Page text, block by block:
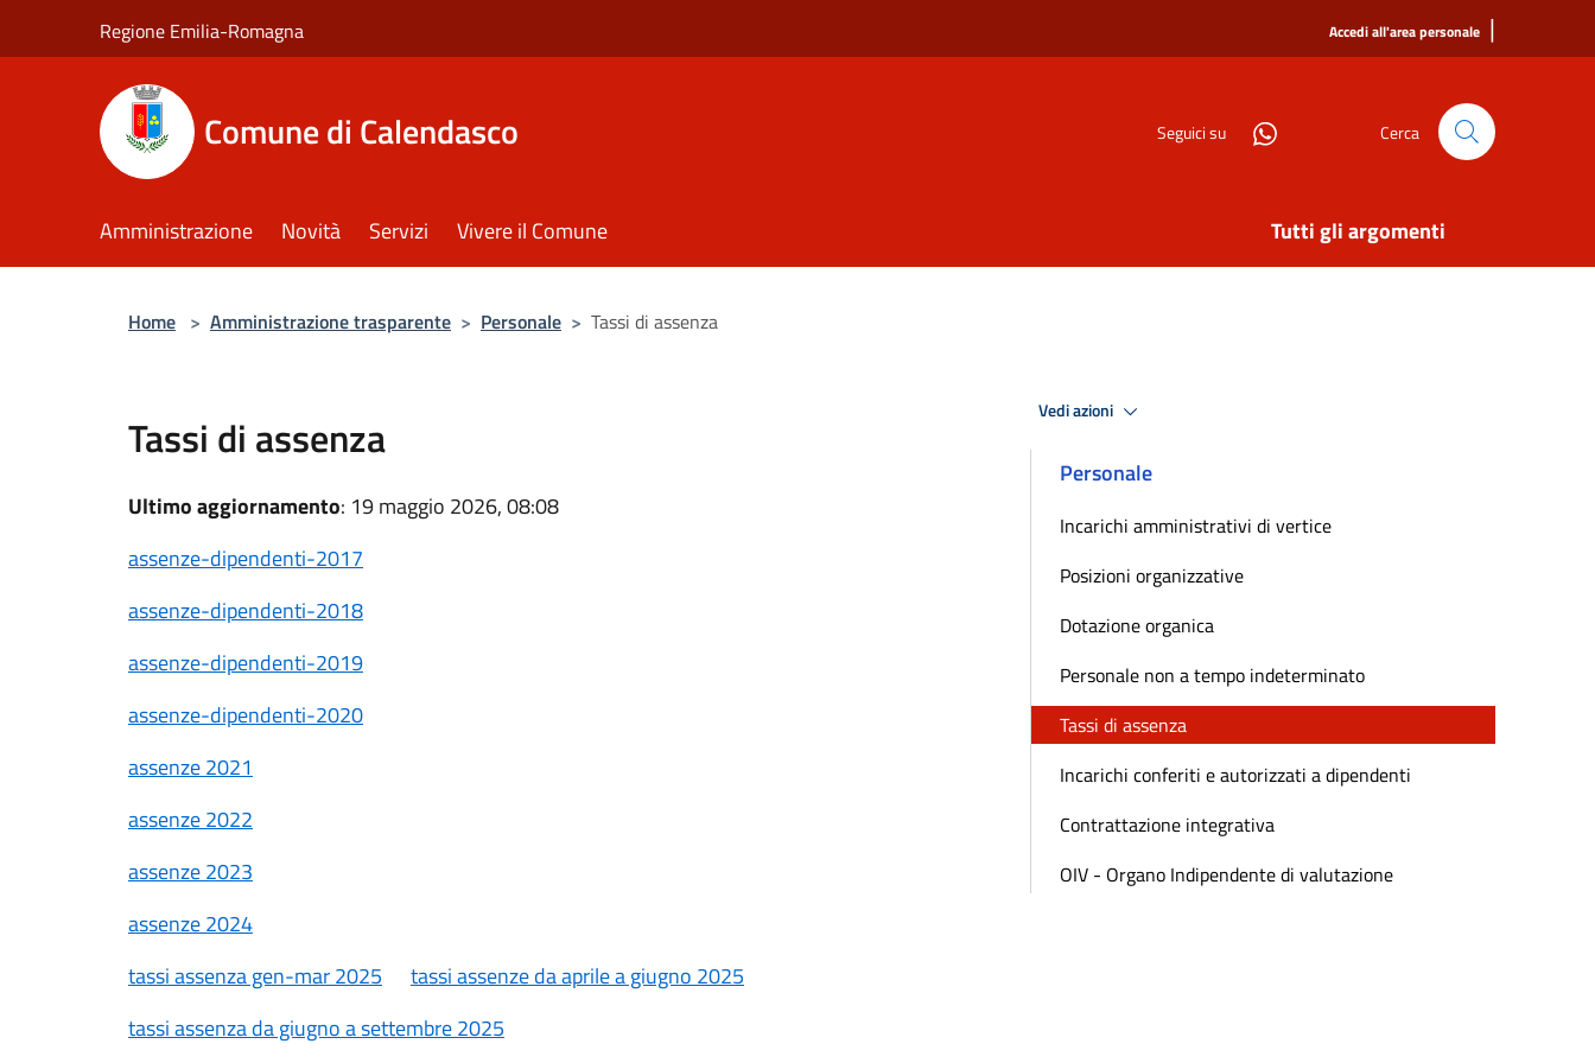
Regione Emilia-Romagna Accedi all'area personale |
Comune di Calendasco Seguici su Cerca
Amministrazione Novità Servizi Vivere il Comune Tutti gli argomenti
Home > Amministrazione trasparente > Personale > Tassi di assenza
Tassi di assenza
Ultimo aggiornamento: 19 maggio 2026, 08:08
assenze-dipendenti-2017
assenze-dipendenti-2018
assenze-dipendenti-2019
assenze-dipendenti-2020
assenze 2021
assenze 2022
assenze 2023
assenze 2024
tassi assenza gen-mar 2025
tassi assenze da aprile a giugno 2025
tassi assenza da giugno a settembre 2025
Vedi azioni
Personale
Incarichi amministrativi di vertice
Posizioni organizzative
Dotazione organica
Personale non a tempo indeterminato
Tassi di assenza
Incarichi conferiti e autorizzati a dipendenti
Contrattazione integrativa
OIV - Organo Indipendente di valutazione